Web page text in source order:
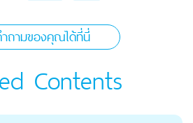
ถามของคุณได้ที่นี่
Contents